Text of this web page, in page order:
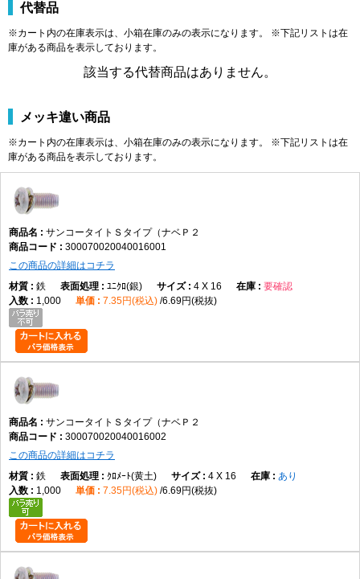
代替品
※カート内の在庫表示は、小箱在庫のみの表示になります。 ※下記リストは在
庫がある商品を表示しております。
該当する代替商品はありません。
メッキ違い商品
※カート内の在庫表示は、小箱在庫のみの表示になります。 ※下記リストは在
庫がある商品を表示しております。
サンコータイトＳタイプ（ナベＰ２
300070020040016001
この商品の詳細はコチラ
鉄
ﾕﾆｸﾛ(銀) 4 X 16
要確認
1,000
7.35円(税込) 6.69円(税抜)
サンコータイトＳタイプ（ナベＰ２
300070020040016002
この商品の詳細はコチラ
鉄
ｸﾛﾒｰﾄ(黄土) 4 X 16
あり
1,000
7.35円(税込) 6.69円(税抜)